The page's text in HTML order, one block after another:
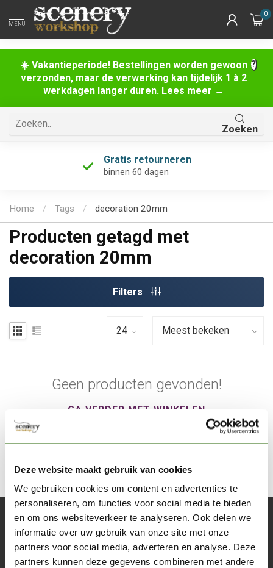
Deze website maakt gebruik van cookies
We gebruiken cookies om content en advertenties te
personaliseren, om functies voor social media te bieden
en om ons websiteverkeer te analyseren. Ook delen we
informatie over uw gebruik van onze site met onze
partners voor social media, adverteren en analyse. Deze
partners kunnen deze gegevens combineren met andere
☀️ Vakantieperiode! Bestellingen worden gewoon
verzonden, maar de verwerking kan tijdelijk 1 à 2
werkdagen langer duren. Lees meer →
MENU
0
Zoeken
Gratis retourneren
binnen 60 dagen
Home / Tags / decoration 20mm
Producten getagd met
decoration 20mm
Filters
Geen producten gevonden!
GA VERDER MET WINKELEN
Abonneer je op onze nieuwsbrief
Blijf op de hoogte over onze laatste acties